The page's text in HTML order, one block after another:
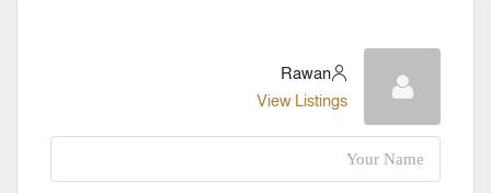
Rawan
View Listings